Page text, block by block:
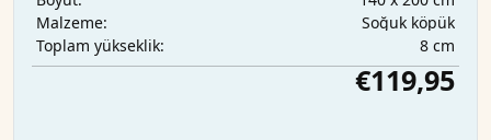
Malzeme:
Soğuk köpük
Toplam yükseklik:
8 cm
€119,95